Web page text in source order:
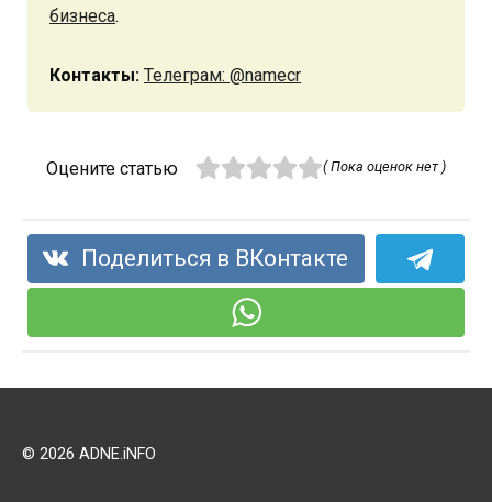
бизнеса.
Контакты: Телеграм: @namecr
Оцените статью ( Пока оценок нет )
Поделиться в ВКонтакте
© 2026 ADNE.iNFO